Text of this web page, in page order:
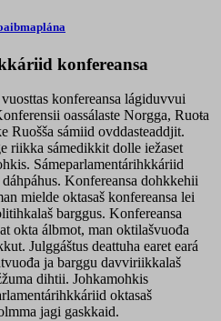
konfereansa
konfereansa lágiduvvui
oassálaste Norgga, Ruoŧa
Ruošša sámiid ovddasteaddjit.
riikka sámedikkit dolle iežaset
Sámeparlamentárihkkáriid
Konfereansa dohkkehii
mielde oktasaš konfereansa lei
barggus. Konfereansa
okta álbmot, man oktilašvuođa
Julggáštus deattuha earet eará
ja barggu davviriikkalaš
dihtii. Johkamohkis
oktasaš
jagi gaskkaid.